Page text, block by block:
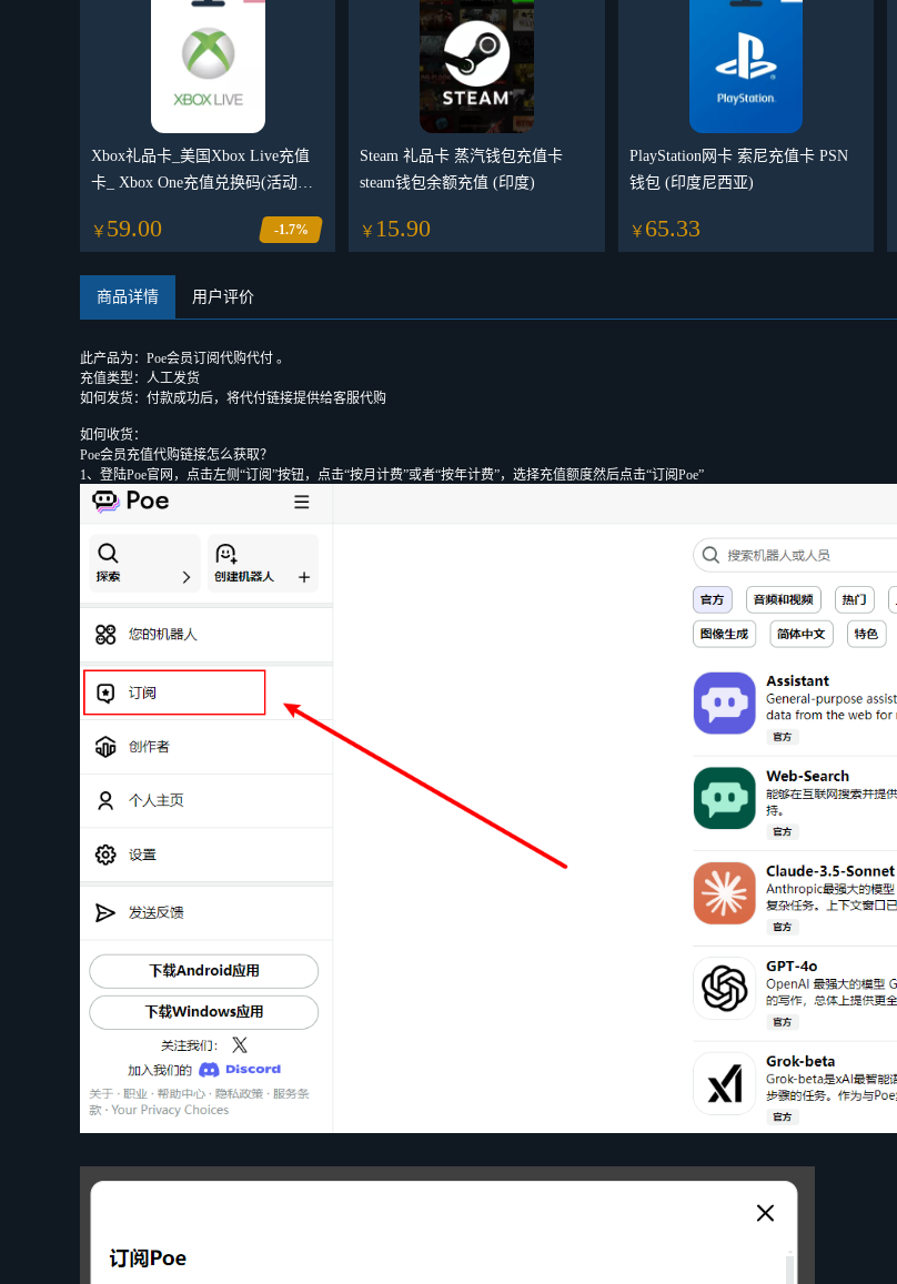
Xbox礼品卡_美国Xbox Live充值
卡_ Xbox One充值兑换码(活动奖
￥ 59.00 -1.7%
Steam 礼品卡 蒸汽钱包充值卡
steam钱包余额充值 (印度)
￥ 15.90
PlayStation网卡 索尼充值卡 PSN
钱包 (印度尼西亚)
￥ 65.33
商品详情 用户评价
此产品为：Poe会员订阅代购代付 。
充值类型：人工发货
如何发货：付款成功后，将代付链接提供给客服代购
如何收货：
Poe会员充值代购链接怎么获取？
1、登陆Poe官网，点击左侧“订阅”按钮，点击“按月计费”或者“按年计费”，选择充值额度然后点击“订阅Poe”